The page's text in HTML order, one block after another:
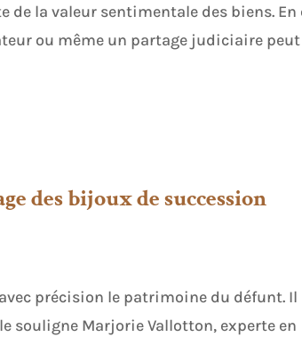
la valeur sentimentale des biens. En
ou même un partage judiciaire
des bijoux de succession
précision le patrimoine du défunt.
souligne Marjorie Vallotton, experte en